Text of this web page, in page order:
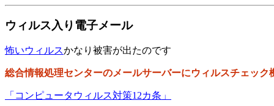
ウィルス入り電子メール
怖いウィルスかなり被害が出たのです
総合情報処理センターのメールサーバーにウィルスチェック
「コンピュータウィルス対策12カ条」